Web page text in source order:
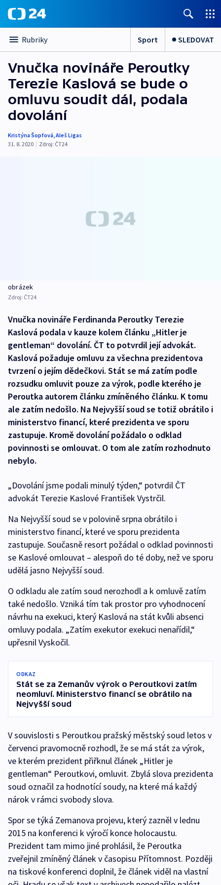
Rubriky Sport SLEDOVAT
Vnučka novináře Peroutky
Terezie Kaslová se bude o
omluvu soudit dál, podala
dovolání
Kristýna Šopfová,Aleš Ligas
31. 8. 2020 | Zdroj: ČT24
obrázek
Zdroj: ČT24
Vnučka novináře Ferdinanda Peroutky Terezie
Kaslová podala v kauze kolem článku „Hitler je
gentleman“ dovolání. ČT to potvrdil její advokát.
Kaslová požaduje omluvu za všechna prezidentova
tvrzení o jejím dědečkovi. Stát se má zatím podle
rozsudku omluvit pouze za výrok, podle kterého je
Peroutka autorem článku zmíněného článku. K tomu
ale zatím nedošlo. Na Nejvyšší soud se totiž obrátilo i
ministerstvo financí, které prezidenta ve sporu
zastupuje. Kromě dovolání požádalo o odklad
povinnosti se omlouvat. O tom ale zatím rozhodnuto
nebylo.
„Dovolání jsme podali minulý týden,“ potvrdil ČT
advokát Terezie Kaslové František Vystrčil.
Na Nejvyšší soud se v polovině srpna obrátilo i
ministerstvo financí, které ve sporu prezidenta
zastupuje. Současně resort požádal o odklad povinnosti
se Kaslové omlouvat – alespoň do té doby, než ve sporu
udělá jasno Nejvyšší soud.
O odkladu ale zatím soud nerozhodl a k omluvě zatím
také nedošlo. Vzniká tím tak prostor pro vyhodnocení
návrhu na exekuci, který Kaslová na stát kvůli absenci
omluvy podala. „Zatím exekutor exekuci nenařídil,“
upřesnil Vyskočil.
ODKAZ
Stát se za Zemanův výrok o Peroutkovi zatím
neomluví. Ministerstvo financí se obrátilo na
Nejvyšší soud
V souvislosti s Peroutkou pražský městský soud letos v
červenci pravomocně rozhodl, že se má stát za výrok,
ve kterém prezident přiřknul článek „Hitler je
gentleman“ Peroutkovi, omluvit. Zbylá slova prezidenta
soud označil za hodnotící soudy, na které má každý
nárok v rámci svobody slova.
Spor se týká Zemanova projevu, který zazněl v lednu
2015 na konferenci k výročí konce holocaustu.
Prezident tam mimo jiné prohlásil, že Peroutka
zveřejnil zmíněný článek v časopisu Přítomnost. Později
na tiskové konferenci doplnil, že článek viděl na vlastní